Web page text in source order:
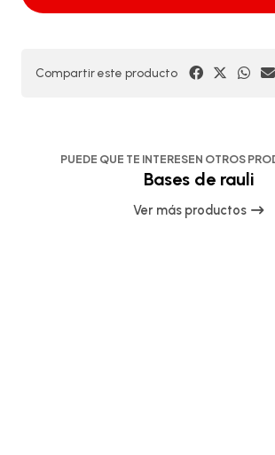
Compartir este producto
PUEDE QUE TE INTERESEN OTROS
Bases de rauli
Ver más productos